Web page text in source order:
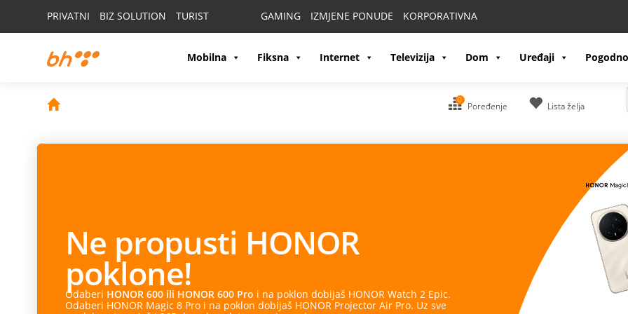
PRIVATNI BIZ SOLUTION TURIST GAMING IZMJENE PONUDE KORPORATIVNA
Mobilna Fiksna Internet Televizija Dom Uređaji
0
Poređenje Lista želja
Ne propusti HONOR
poklone!
Odaberi HONOR 600 ili HONOR 600 Pro i na poklon dobijaš HONOR Watch 2 Epic.
Odaberi HONOR Magic 8 Pro i na poklon dobijaš HONOR Projector Air Pro. Uz sve